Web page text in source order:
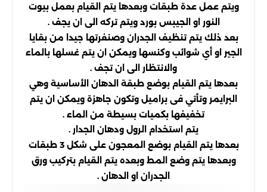
ويتم عمل عدة طبقات وبعدها يتم القيام بعمل بيوت
النور او الجيبس بورد ويتم تركه الى ان يجف .
بعد ذلك يتم تنظيف الجدران وصنفرتها جيدا من بقايا
الجير او أي شوائب وكنسها ويمكن ان يتم غسلها بالماء
والانتظار الى ان تجف .
بعدها يتم القيام بوضع طبقة الدهان الأساسية وهي
البرايمر وتأتي فى براميل وتكون جاهزة ويمكن ان يتم
تخفيفها بكميات بسيطة من الماء .
يتم استخدام الرول ودهان الجدار .
بعدها يتم القيام بوضع المعجون على شكل 3 طبقات
وبعدها يتم وضع المط وبعده يتم القيام بتركيب ورق
الجدران او الدهان .